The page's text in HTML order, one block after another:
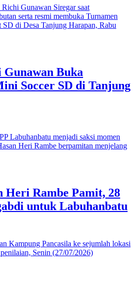
Buka
Soccer SD di Tanjung
Heri Rambe Pamit, 28
untuk Labuhanbatu